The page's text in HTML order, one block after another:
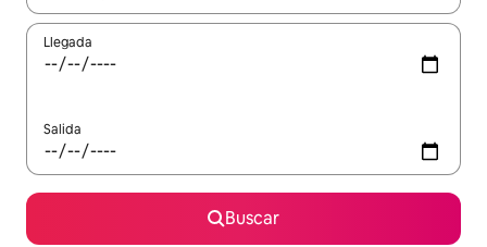
Llegada
Salida
Buscar